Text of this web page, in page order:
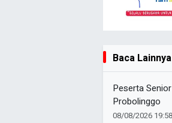
Baca Lainnya
Peserta
Probolinggo
08/08/2026 19:58